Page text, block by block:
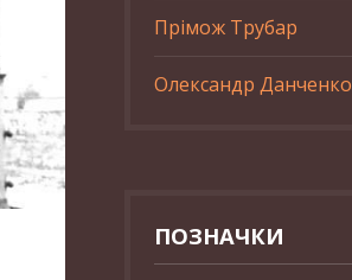
Прімож Трубар
Олександр Данченко
ПОЗНАЧКИ